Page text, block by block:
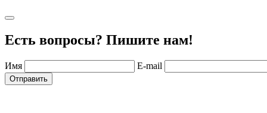
Есть вопросы? Пишите нам!
Имя E-mail